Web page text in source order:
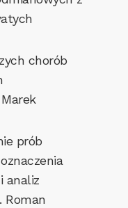
chorób
prób
analiz
Roman